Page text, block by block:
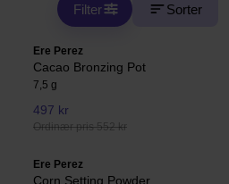
Filter Sorter
Ere Perez
Cacao Bronzing Pot
7,5 g
497 kr
Ordinær pris 552 kr
Ere Perez
Corn Setting Powder